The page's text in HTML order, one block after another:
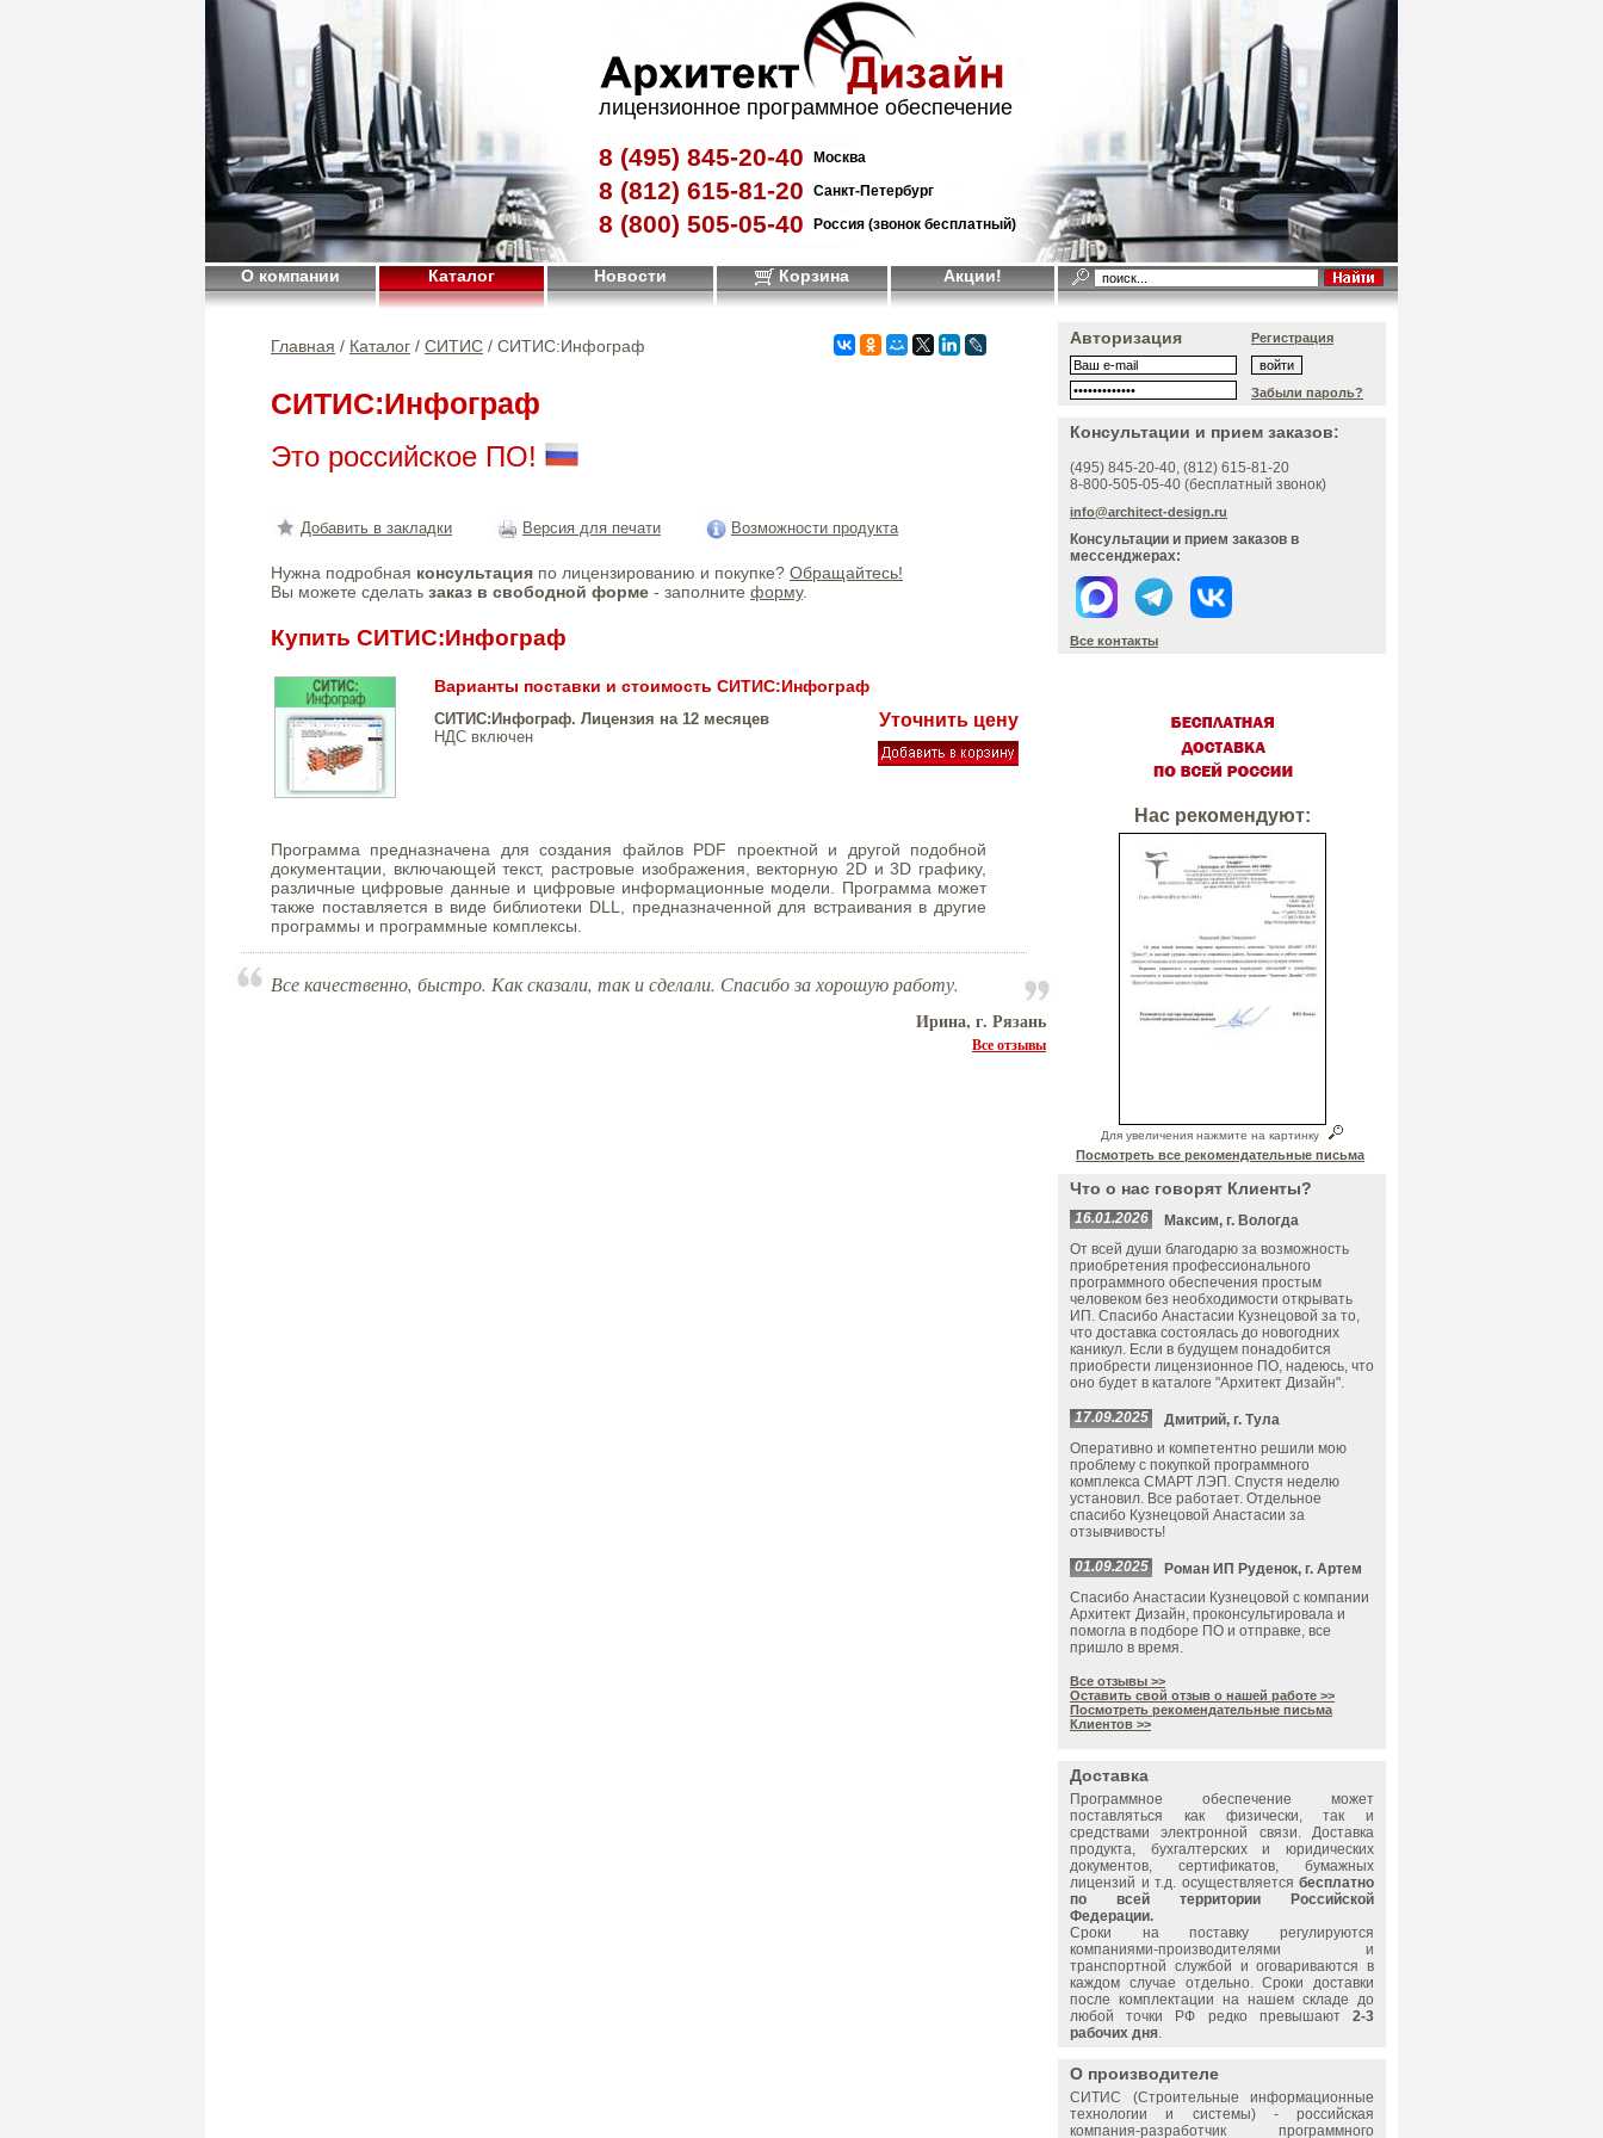
лицензионное программное обеспечение
8 (495) 845-20-40 Москва
8 (812) 615-81-20 Санкт-Петербург
8 (800) 505-05-40 Россия (звонок бесплатный)
О компании Каталог Новости Корзина Акции!
Главная / Каталог / СИТИС / СИТИС:Инфограф
СИТИС:Инфограф
Это российское ПО!
Добавить в закладки Версия для печати Возможности продукта
Нужна подробная консультация по лицензированию и покупке? Обращайтесь!
Вы можете сделать заказ в свободной форме - заполните форму.
Купить СИТИС:Инфограф
Варианты поставки и стоимость СИТИС:Инфограф
СИТИС:Инфограф. Лицензия на 12 месяцев
НДС включен
Уточнить цену
Программа предназначена для создания файлов PDF проектной и другой подобной
документации, включающей текст, растровые изображения, векторную 2D и 3D графику,
различные цифровые данные и цифровые информационные модели. Программа может
также поставляется в виде библиотеки DLL, предназначенной для встраивания в другие
программы и программные комплексы.
Все качественно, быстро. Как сказали, так и сделали. Спасибо за хорошую работу.
Ирина, г. Рязань
Все отзывы
Авторизация Регистрация
Забыли пароль?
Консультации и прием заказов:
(495) 845-20-40, (812) 615-81-20
8-800-505-05-40 (бесплатный звонок)
info@architect-design.ru
Консультации и прием заказов в
мессенджерах:
Все контакты
Нас рекомендуют:
Для увеличения нажмите на картинку
Посмотреть все рекомендательные письма
Что о нас говорят Клиенты?
16.01.2026
Максим, г. Вологда
От всей души благодарю за возможность
приобретения профессионального
программного обеспечения простым
человеком без необходимости открывать
ИП. Спасибо Анастасии Кузнецовой за то,
что доставка состоялась до новогодних
каникул. Если в будущем понадобится
приобрести лицензионное ПО, надеюсь, что
оно будет в каталоге "Архитект Дизайн".
17.09.2025
Дмитрий, г. Тула
Оперативно и компетентно решили мою
проблему с покупкой программного
комплекса СМАРТ ЛЭП. Спустя неделю
установил. Все работает. Отдельное
спасибо Кузнецовой Анастасии за
отзывчивость!
01.09.2025
Роман ИП Руденок, г. Артем
Спасибо Анастасии Кузнецовой с компании
Архитект Дизайн, проконсультировала и
помогла в подборе ПО и отправке, все
пришло в время.
Все отзывы >>
Оставить свой отзыв о нашей работе >>
Посмотреть рекомендательные письма
Клиентов >>
Доставка
Программное обеспечение может
поставляться как физически, так и
средствами электронной связи. Доставка
продукта, бухгалтерских и юридических
документов, сертификатов, бумажных
лицензий и т.д. осуществляется бесплатно
по всей территории Российской
Федерации.
Сроки на поставку регулируются
компаниями-производителями и
транспортной службой и оговариваются в
каждом случае отдельно. Сроки доставки
после комплектации на нашем складе до
любой точки РФ редко превышают 2-3
рабочих дня.
О производителе
СИТИС (Строительные информационные
технологии и системы) - российская
компания-разработчик программного